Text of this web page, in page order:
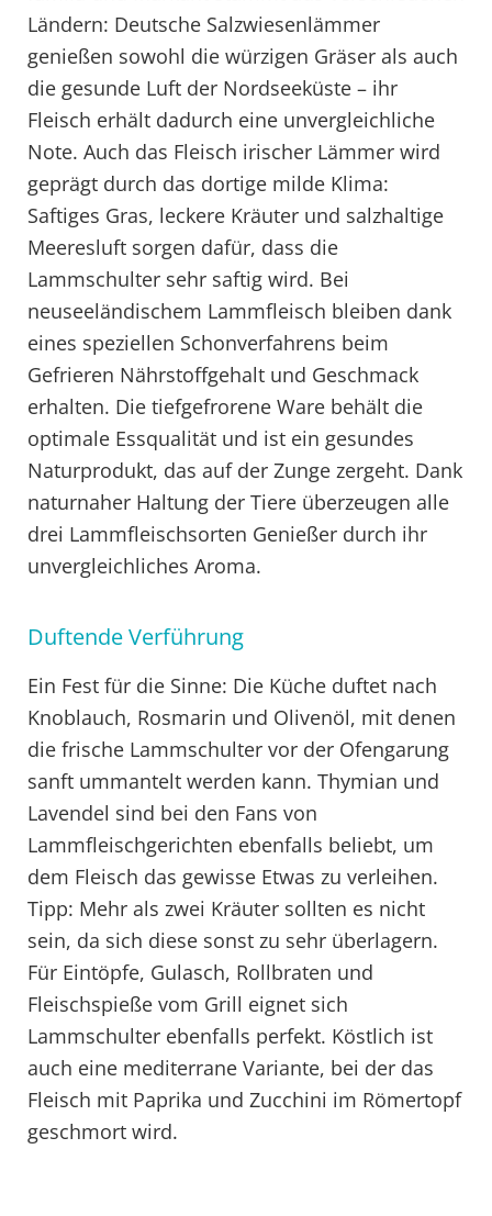
Ländern: Deutsche Salzwiesenlämmer
genießen sowohl die würzigen Gräser als auch
die gesunde Luft der Nordseeküste – ihr
Fleisch erhält dadurch eine unvergleichliche
Note. Auch das Fleisch irischer Lämmer wird
geprägt durch das dortige milde Klima:
Saftiges Gras, leckere Kräuter und salzhaltige
Meeresluft sorgen dafür, dass die
Lammschulter sehr saftig wird. Bei
neuseeländischem Lammfleisch bleiben dank
eines speziellen Schonverfahrens beim
Gefrieren Nährstoffgehalt und Geschmack
erhalten. Die tiefgefrorene Ware behält die
optimale Essqualität und ist ein gesundes
Naturprodukt, das auf der Zunge zergeht. Dank
naturnaher Haltung der Tiere überzeugen alle
drei Lammfleischsorten Genießer durch ihr
unvergleichliches Aroma.
Duftende Verführung
Ein Fest für die Sinne: Die Küche duftet nach
Knoblauch, Rosmarin und Olivenöl, mit denen
die frische Lammschulter vor der Ofengarung
sanft ummantelt werden kann. Thymian und
Lavendel sind bei den Fans von
Lammfleischgerichten ebenfalls beliebt, um
dem Fleisch das gewisse Etwas zu verleihen.
Tipp: Mehr als zwei Kräuter sollten es nicht
sein, da sich diese sonst zu sehr überlagern.
Für Eintöpfe, Gulasch, Rollbraten und
Fleischspieße vom Grill eignet sich
Lammschulter ebenfalls perfekt. Köstlich ist
auch eine mediterrane Variante, bei der das
Fleisch mit Paprika und Zucchini im Römertopf
geschmort wird.